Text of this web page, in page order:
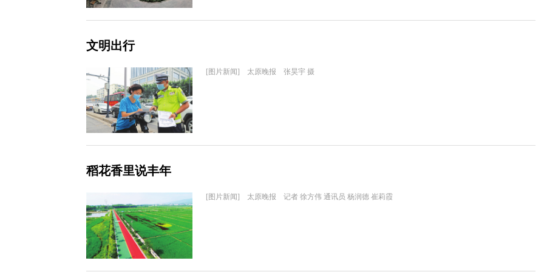
文明出行
[图片新闻] 太原晚报 张昊宇 摄
稻花香里说丰年
[图片新闻] 太原晚报 记者 徐方伟 通讯员 杨润德 崔莉霞